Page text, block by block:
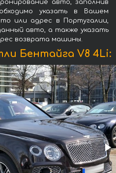
авто, заполнив
указать в Вашем
или адрес в Португалии,
авто, а также указать
возврата машины.
Бентайга V8 4Li: